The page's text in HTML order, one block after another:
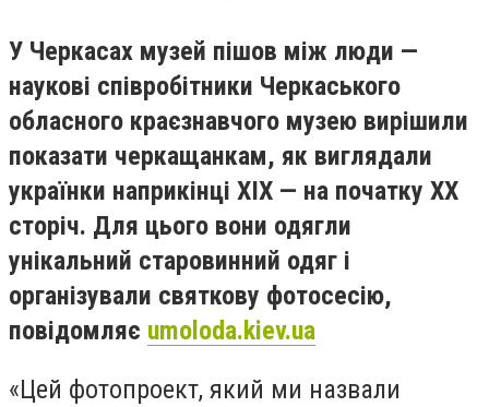
У Черкасах музей пішов між люди —
наукові співробітники Черкаського
обласного краєзнавчого музею вирішили
показати черкащанкам, як виглядали
українки наприкінці XIX — на початку XX
сторіч. Для цього вони одягли
унікальний старовинний одяг і
організували святкову фотосесію,
повідомляє umoloda.kiev.ua
«Цей фотопроект, який ми назвали